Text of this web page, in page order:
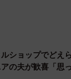
ルショップでど
の夫が歓喜「思っ